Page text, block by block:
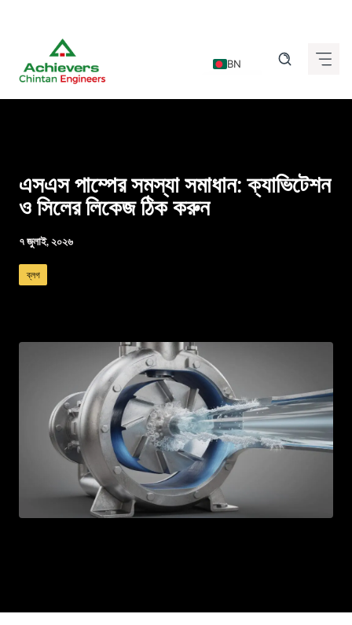
BN
TA
AR
ML
PT
RU
এসএস পাম্পের সমস্যা সমাধান: ক্যাভিটেশন
ও সিলের লিকেজ ঠিক করুন
৭ জুলাই, ২০২৬
ব্লগ